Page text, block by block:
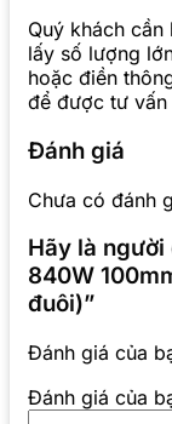
Quý khách
lấy số lượng
hoặc điền
để được tư vấn
Đánh giá
Chưa có đánh
Hãy là
840W
đuôi)”
Đánh giá của
Đánh giá của